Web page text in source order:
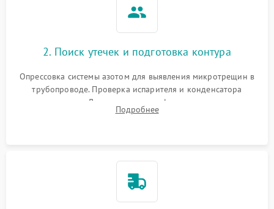
2. Поиск утечек и подготовка контура
Опрессовка системы азотом для выявления микротрещин в
трубопроводе. Проверка испарителя и конденсатора
течеискателем. Демонтаж старого фильтра-осушителя и
продувка капиллярной трубки для устранения засоров.
Подробнее